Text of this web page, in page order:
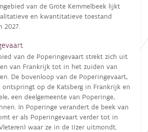
van de Grote Kemmelbeek lijkt
en kwantitatieve toestand
2027.
van de Poperingevaart strekt zich uit
van Frankrijk tot in het zuiden van
De bovenloop van de Poperingevaart,
ontspringt op de Katsberg in Frankrijk en
een deelgemeente van Poperinge,
In Poperinge verandert de beek van
er als Poperingevaart verder tot in
waar ze in de IJzer uitmondt.